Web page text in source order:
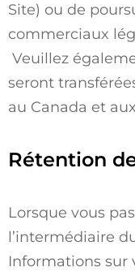
Site) ou de
commerciaux
Veuillez
seront
au Canada et
Rétention
Lorsque vous
l’intermédiaire
Informations sur